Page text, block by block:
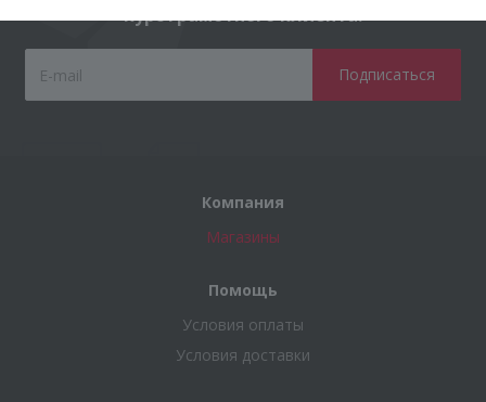
курс грамотного клиента!
Компания
Магазины
Помощь
Условия оплаты
Условия доставки